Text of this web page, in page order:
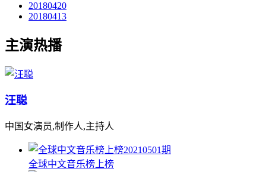
20180420
20180413
主演热播
汪聪
中国女演员,制作人,主持人
20210501期
全球中文音乐榜上榜